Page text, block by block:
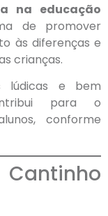
na educação
de promover
às diferenças e
crianças.
lúdicas e bem
para o
conforme